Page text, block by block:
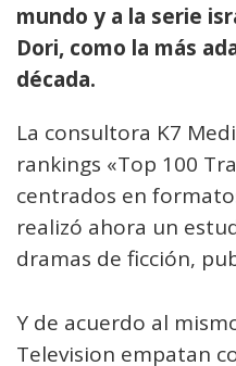
mundo y a la serie
Dori, como la más
década.
La consultora K7
rankings «Top 100
centrados en
realizó ahora un
dramas de ficción,
Y de acuerdo al
Television empatan